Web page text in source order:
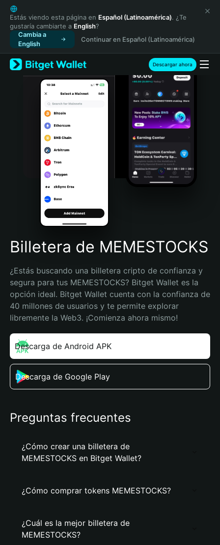
English
日本語
Tiếng Việt
Русский
Español (Latinoamérica)
Türkçe
Italiano
Português (Portugal)
Bahasa Indonesia
Português (Brasil)
Español (Argentina)
Estás viendo esta página en Español (Latinoamérica). ¿Te
gustaría cambiarte a English?
Cambia a
English
Continuar en Español (Latinoamérica)
Descargar ahora
Billetera de MEMESTOCKS
¿Estás buscando una billetera cripto de confianza y
segura para tus MEMESTOCKS? Bitget Wallet es la
opción ideal. Bitget Wallet cuenta con la confianza de
40 millones de usuarios y te permite explorar
libremente la Web3. ¡Comienza ahora mismo!
Descarga de Android APK
Descarga de Google Play
Preguntas frecuentes
¿Cómo crear una billetera de
MEMESTOCKS en Bitget Wallet?
¿Cómo comprar tokens MEMESTOCKS?
¿Cuál es la mejor billetera de
MEMESTOCKS?